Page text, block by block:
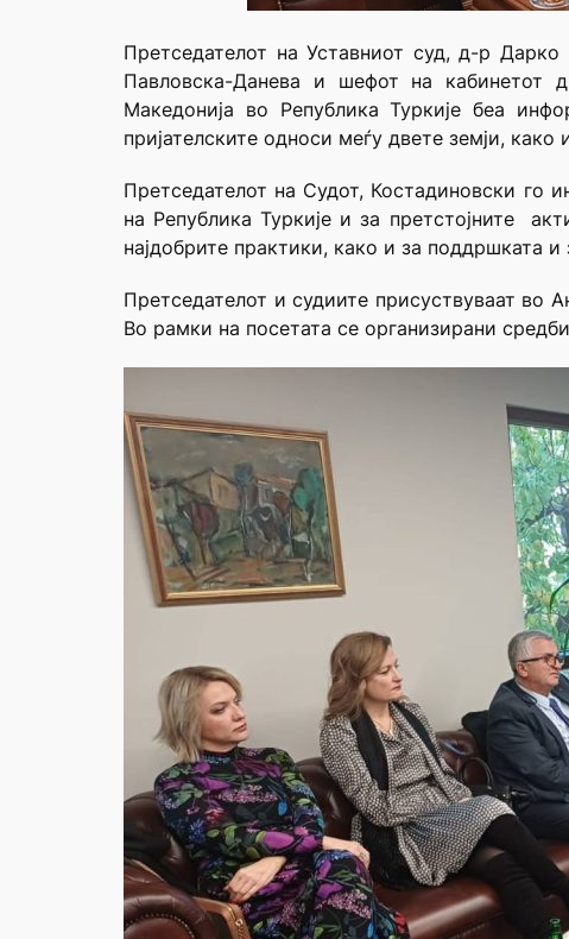
Претседателот на Уставниот суд, д-р
Павловска-Данева и шефот на кабинетот
Македонија во Република Туркије беа
пријателските односи меѓу двете земји, како
Претседателот на Судот, Костадиновски го
на Република Туркије и за претстојните
најдобрите практики, како и за поддршката
Претседателот и судиите присуствуваат во
Во рамки на посетата се организирани